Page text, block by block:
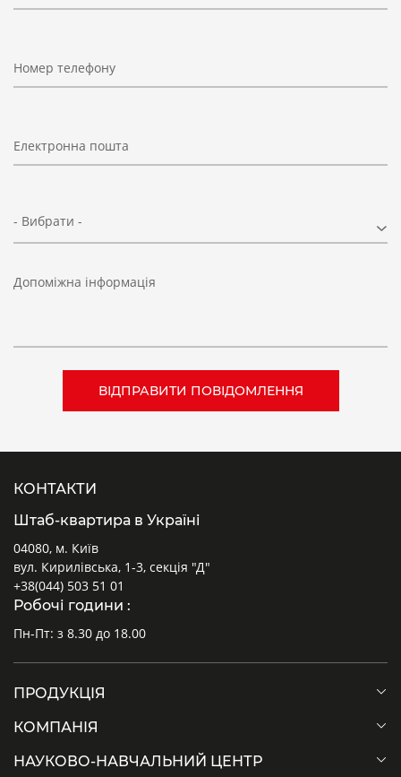
Номер телефону
Електронна пошта
- Вибрати -
Допоміжна інформація
КОНТАКТИ
Штаб-квартира в Україні
04080, м. Київ
вул. Кирилівська, 1-3, секція "Д"
+38(044) 503 51 01
Робочі години :
Пн-Пт: з 8.30 до 18.00
ПРОДУКЦІЯ
КОМПАНІЯ
НАУКОВО-НАВЧАЛЬНИЙ ЦЕНТР